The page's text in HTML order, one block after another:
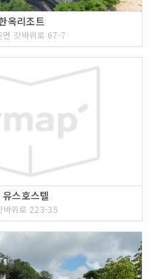
옥리조트
면 갓바위로 67-7
스호스텔
바위로 223-35